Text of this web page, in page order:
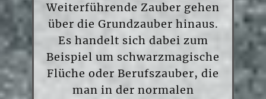
Weiterführende Zauber gehen
über die Grundzauber hinaus.
Es handelt sich dabei zum
Beispiel um schwarzmagische
Flüche oder Berufszauber, die
man in der normalen